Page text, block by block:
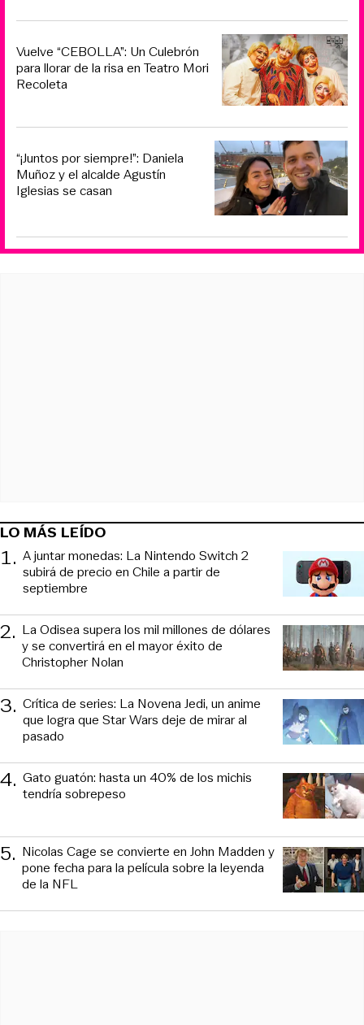
Vuelve “CEBOLLA”: Un Culebrón
para llorar de la risa en Teatro Mori
Recoleta
“¡Juntos por siempre!”: Daniela
Muñoz y el alcalde Agustín
Iglesias se casan
LO MÁS LEÍDO
1. A juntar monedas: La Nintendo Switch 2
subirá de precio en Chile a partir de
septiembre
2. La Odisea supera los mil millones de dólares
y se convertirá en el mayor éxito de
Christopher Nolan
3. Crítica de series: La Novena Jedi, un anime
que logra que Star Wars deje de mirar al
pasado
4. Gato guatón: hasta un 40% de los michis
tendría sobrepeso
5. Nicolas Cage se convierte en John Madden y
pone fecha para la película sobre la leyenda
de la NFL